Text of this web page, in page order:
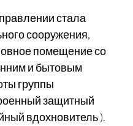
стала
сооружения,
помещение со
и бытовым
группы
защитный
вдохновитель ).